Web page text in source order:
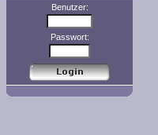
Benutzer:
Passwort: